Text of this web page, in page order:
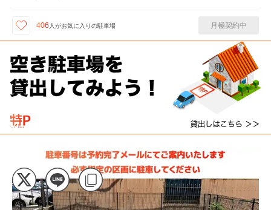
406 人がお気に入りの駐車場 月極契約中